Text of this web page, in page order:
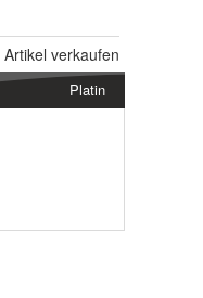
Artikel verkaufen
Platin